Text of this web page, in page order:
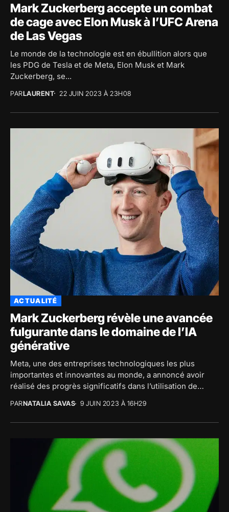
Mark Zuckerberg accepte un combat
de cage avec Elon Musk à l’UFC Arena
de Las Vegas
Le monde de la technologie est en ébullition alors que
les PDG de Tesla et de Meta, Elon Musk et Mark
Zuckerberg, se...
PARLAURENT 22 JUIN 2023 À 23H08
ACTUALITÉ
Mark Zuckerberg révèle une avancée
fulgurante dans le domaine de l’IA
générative
Meta, une des entreprises technologiques les plus
importantes et innovantes au monde, a annoncé avoir
réalisé des progrès significatifs dans l’utilisation de
PARNATALIA SAVAS 9 JUIN 2023 À 16H29